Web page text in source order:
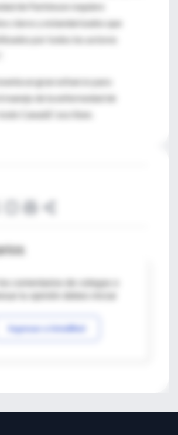
de Parkinson requiere
claros y estandarizados que
por todos los actores
un gran esfuerzo para
manejo de la enfermedad de
Canadá", escriben.
comentarios de colegas o
Ingresar a IntraMed